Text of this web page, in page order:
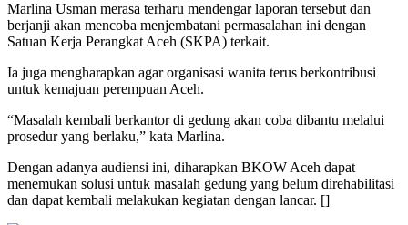
Marlina Usman merasa terharu mendengar laporan tersebut dan
berjanji akan mencoba menjembatani permasalahan ini dengan
Satuan Kerja Perangkat Aceh (SKPA) terkait.
Ia juga mengharapkan agar organisasi wanita terus berkontribusi
untuk kemajuan perempuan Aceh.
“Masalah kembali berkantor di gedung akan coba dibantu melalui
prosedur yang berlaku,” kata Marlina.
Dengan adanya audiensi ini, diharapkan BKOW Aceh dapat
menemukan solusi untuk masalah gedung yang belum direhabilitasi
dan dapat kembali melakukan kegiatan dengan lancar. []